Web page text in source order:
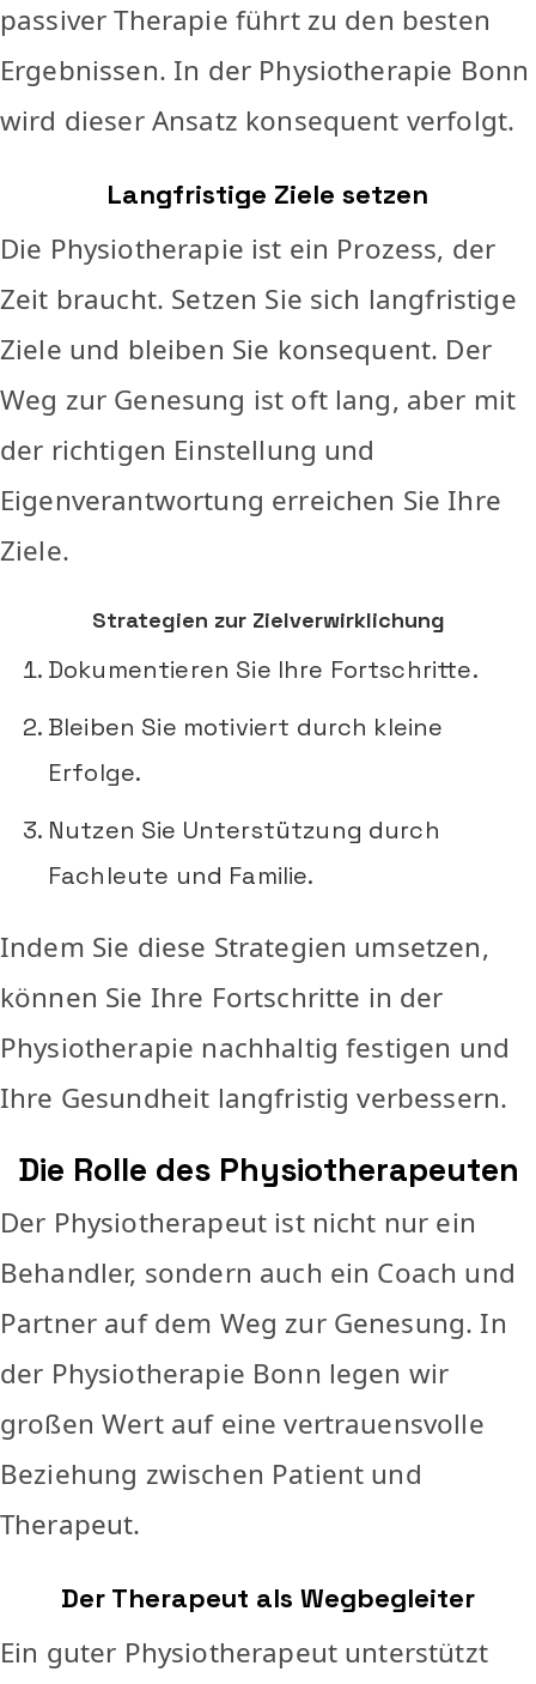
passiver Therapie führt zu den besten
Ergebnissen. In der Physiotherapie Bonn
wird dieser Ansatz konsequent verfolgt.
Langfristige Ziele setzen
Die Physiotherapie ist ein Prozess, der
Zeit braucht. Setzen Sie sich langfristige
Ziele und bleiben Sie konsequent. Der
Weg zur Genesung ist oft lang, aber mit
der richtigen Einstellung und
Eigenverantwortung erreichen Sie Ihre
Ziele.
Strategien zur Zielverwirklichung
Dokumentieren Sie Ihre Fortschritte.
Bleiben Sie motiviert durch kleine
Erfolge.
Nutzen Sie Unterstützung durch
Fachleute und Familie.
Indem Sie diese Strategien umsetzen,
können Sie Ihre Fortschritte in der
Physiotherapie nachhaltig festigen und
Ihre Gesundheit langfristig verbessern.
Die Rolle des Physiotherapeuten
Der Physiotherapeut ist nicht nur ein
Behandler, sondern auch ein Coach und
Partner auf dem Weg zur Genesung. In
der Physiotherapie Bonn legen wir
großen Wert auf eine vertrauensvolle
Beziehung zwischen Patient und
Therapeut.
Der Therapeut als Wegbegleiter
Ein guter Physiotherapeut unterstützt